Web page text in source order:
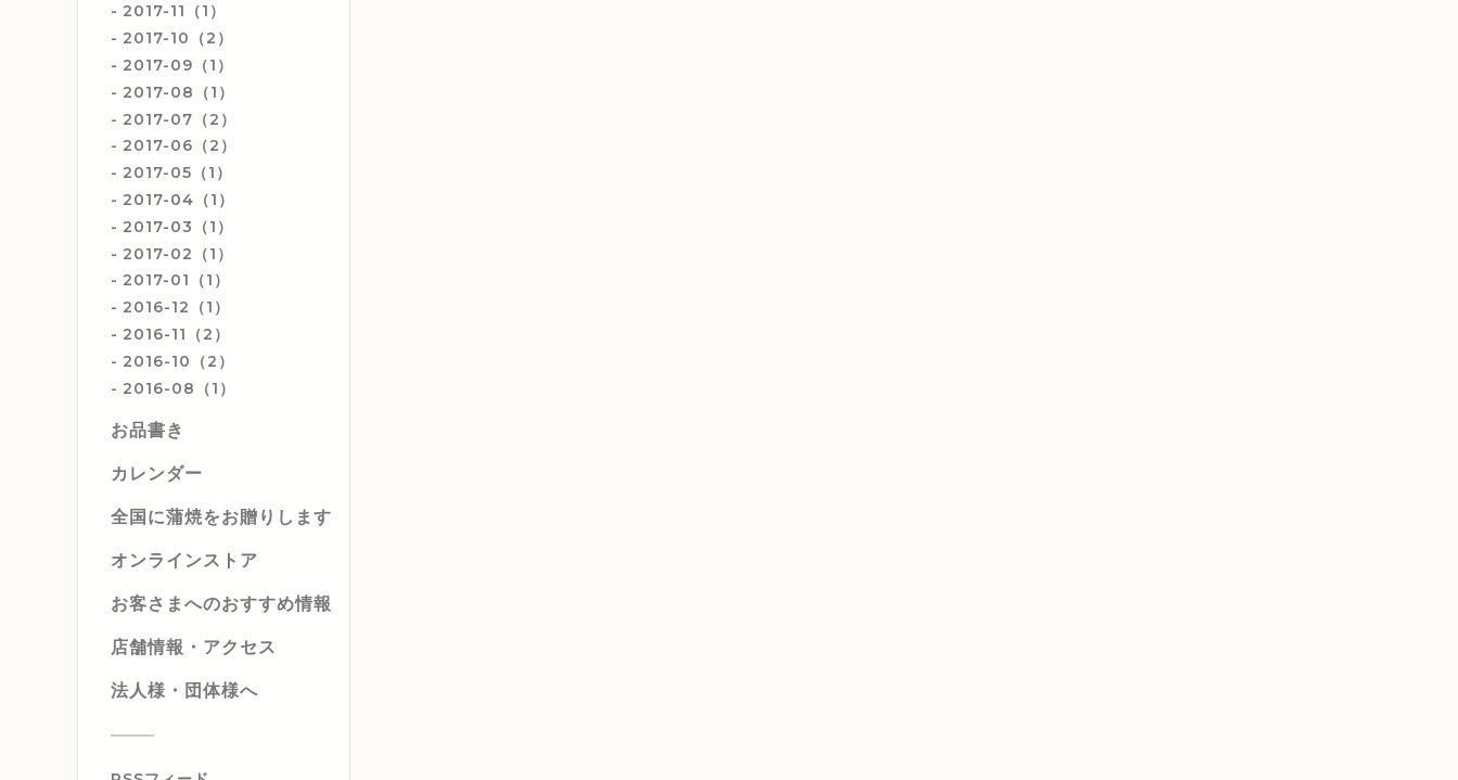
2017-11（1）
2017-10（2）
2017-09（1）
2017-08（1）
2017-07（2）
2017-06（2）
2017-05（1）
2017-04（1）
2017-03（1）
2017-02（1）
2017-01（1）
2016-12（1）
2016-11（2）
2016-10（2）
2016-08（1）
お品書き
カレンダー
全国に蒲焼をお贈りします
オンラインストア
お客さまへのおすすめ情報
店舗情報・アクセス
法人様・団体様へ